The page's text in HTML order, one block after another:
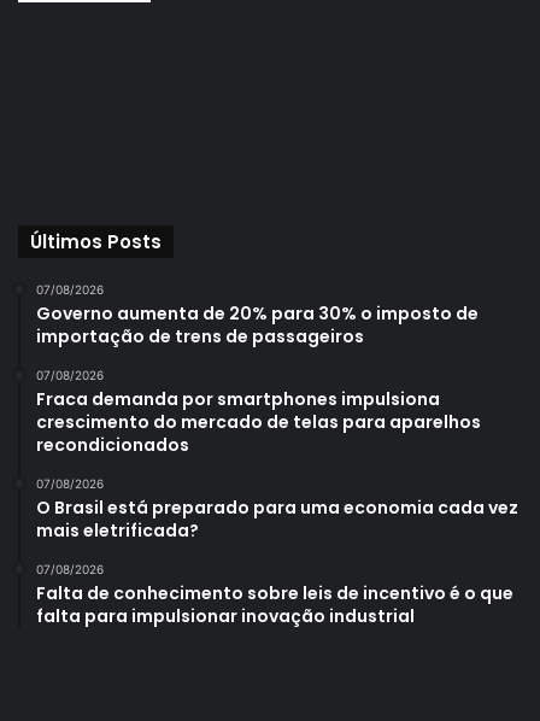
Últimos Posts
07/08/2026
Governo aumenta de 20% para 30% o imposto de
importação de trens de passageiros
07/08/2026
Fraca demanda por smartphones impulsiona
crescimento do mercado de telas para aparelhos
recondicionados
07/08/2026
O Brasil está preparado para uma economia cada vez
mais eletrificada?
07/08/2026
Falta de conhecimento sobre leis de incentivo é o que
falta para impulsionar inovação industrial